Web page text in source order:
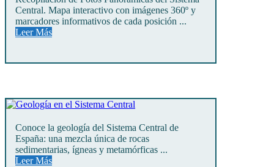
Central. Mapa interactivo con imágenes 360º y
marcadores informativos de cada posición ...
Leer Más
Conoce la geología del Sistema Central de
España: una mezcla única de rocas
sedimentarias, ígneas y metamórficas ...
Leer Más